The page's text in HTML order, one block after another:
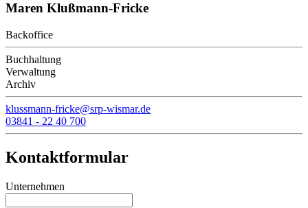
Maren Klußmann-Fricke
Backoffice
Buchhaltung
Verwaltung
Archiv
klussmann-fricke@srp-wismar.de
03841 - 22 40 700
Kontaktformular
Unternehmen